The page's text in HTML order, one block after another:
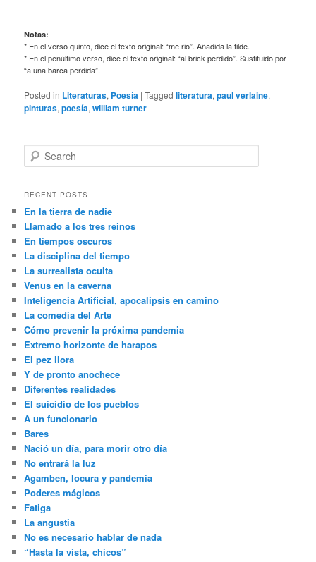
Notas:
* En el verso quinto, dice el texto original: “me rio”. Añadida la tilde.
* En el penúltimo verso, dice el texto original: “al brick perdido”. Sustituido por
“a una barca perdida”.
Posted in Literaturas, Poesía |Tagged literatura,paul verlaine,
pinturas,poesía,william turner
e
r
h
RECENT POSTS
En la tierra de nadie
Llamado a los tres reinos
En tiempos oscuros
La disciplina del tiempo
La surrealista oculta
Venus en la caverna
Inteligencia Artificial, apocalipsis en camino
La comedia del Arte
Cómo prevenir la próxima pandemia
Extremo horizonte de harapos
El pez llora
Y de pronto anochece
Diferentes realidades
El suicidio de los pueblos
A un funcionario
Bares
Nació un día, para morir otro día
No entrará la luz
Agamben, locura y pandemia
Poderes mágicos
Fatiga
La angustia
No es necesario hablar de nada
“Hasta la vista, chicos”